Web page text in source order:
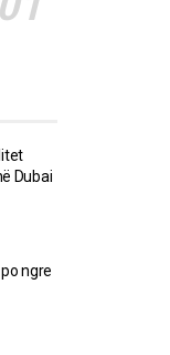
Dubai
ngre